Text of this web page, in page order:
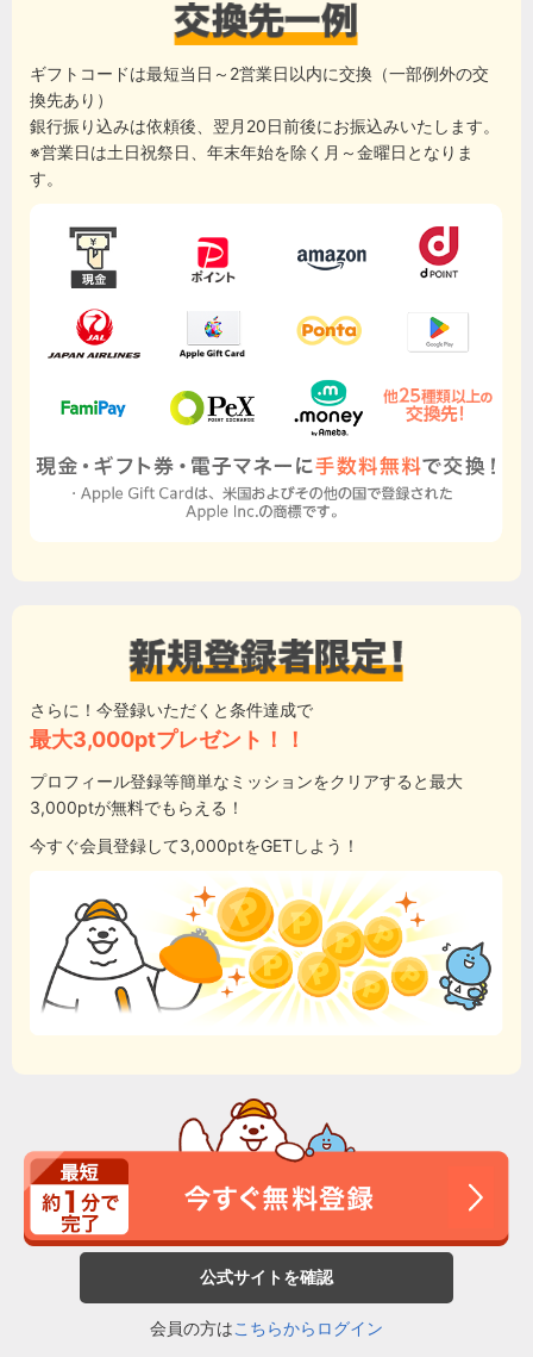
ギフトコードは最短当日～2営業日以内に交換（一部例外の交
換先あり）
銀行振り込みは依頼後、翌月20日前後にお振込みいたします。
※営業日は土日祝祭日、年末年始を除く月～金曜日となりま
す。
さらに！今登録いただくと条件達成で
最大3,000ptプレゼント！！
プロフィール登録等簡単なミッションをクリアすると最大
3,000ptが無料でもらえる！
今すぐ会員登録して3,000ptをGETしよう！
公式サイトを確認
会員の方はこちらからログイン